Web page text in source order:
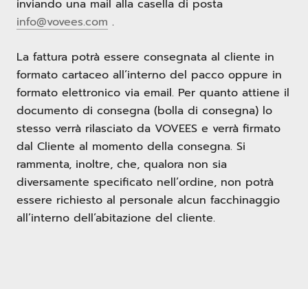
inviando una mail alla casella di posta
info@vovees.com .
La fattura potrà essere consegnata al cliente in
formato cartaceo all’interno del pacco oppure in
formato elettronico via email. Per quanto attiene il
documento di consegna (bolla di consegna) lo
stesso verrà rilasciato da VOVEES e verrà firmato
dal Cliente al momento della consegna. Si
rammenta, inoltre, che, qualora non sia
diversamente specificato nell’ordine, non potrà
essere richiesto al personale alcun facchinaggio
all’interno dell’abitazione del cliente.